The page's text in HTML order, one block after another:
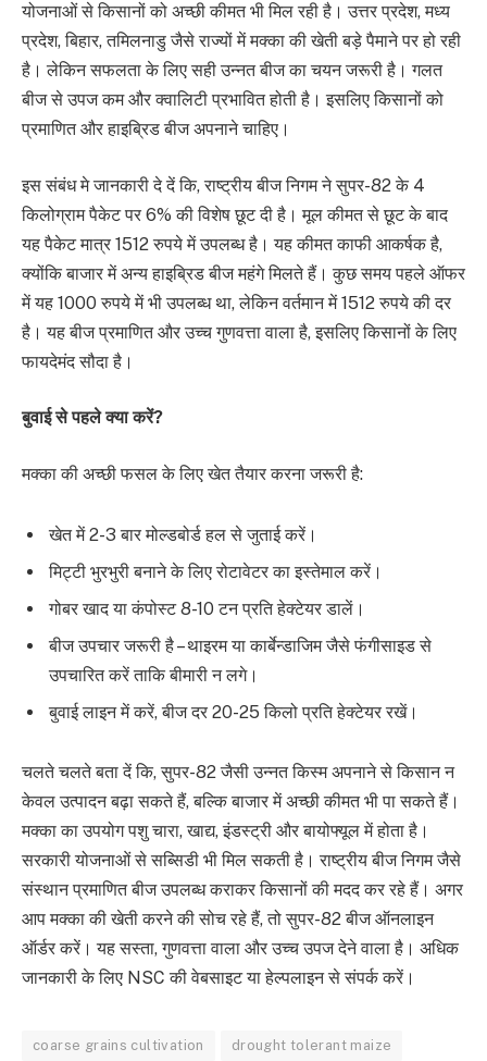
योजनाओं से किसानों को अच्छी कीमत भी मिल रही है। उत्तर प्रदेश, मध्य
प्रदेश, बिहार, तमिलनाडु जैसे राज्यों में मक्का की खेती बड़े पैमाने पर हो रही
है। लेकिन सफलता के लिए सही उन्नत बीज का चयन जरूरी है। गलत
बीज से उपज कम और क्वालिटी प्रभावित होती है। इसलिए किसानों को
प्रमाणित और हाइब्रिड बीज अपनाने चाहिए।
इस संबंध मे जानकारी दे दें कि, राष्ट्रीय बीज निगम ने सुपर-82 के 4
किलोग्राम पैकेट पर 6% की विशेष छूट दी है। मूल कीमत से छूट के बाद
यह पैकेट मात्र 1512 रुपये में उपलब्ध है। यह कीमत काफी आकर्षक है,
क्योंकि बाजार में अन्य हाइब्रिड बीज महंगे मिलते हैं। कुछ समय पहले ऑफर
में यह 1000 रुपये में भी उपलब्ध था, लेकिन वर्तमान में 1512 रुपये की दर
है। यह बीज प्रमाणित और उच्च गुणवत्ता वाला है, इसलिए किसानों के लिए
फायदेमंद सौदा है।
बुवाई से पहले क्या करें?
मक्का की अच्छी फसल के लिए खेत तैयार करना जरूरी है:
खेत में 2-3 बार मोल्डबोर्ड हल से जुताई करें।
मिट्टी भुरभुरी बनाने के लिए रोटावेटर का इस्तेमाल करें।
गोबर खाद या कंपोस्ट 8-10 टन प्रति हेक्टेयर डालें।
बीज उपचार जरूरी है – थाइरम या कार्बेन्डाजिम जैसे फंगीसाइड से
उपचारित करें ताकि बीमारी न लगे।
बुवाई लाइन में करें, बीज दर 20-25 किलो प्रति हेक्टेयर रखें।
चलते चलते बता दें कि, सुपर-82 जैसी उन्नत किस्म अपनाने से किसान न
केवल उत्पादन बढ़ा सकते हैं, बल्कि बाजार में अच्छी कीमत भी पा सकते हैं।
मक्का का उपयोग पशु चारा, खाद्य, इंडस्ट्री और बायोफ्यूल में होता है।
सरकारी योजनाओं से सब्सिडी भी मिल सकती है। राष्ट्रीय बीज निगम जैसे
संस्थान प्रमाणित बीज उपलब्ध कराकर किसानों की मदद कर रहे हैं। अगर
आप मक्का की खेती करने की सोच रहे हैं, तो सुपर-82 बीज ऑनलाइन
ऑर्डर करें। यह सस्ता, गुणवत्ता वाला और उच्च उपज देने वाला है। अधिक
जानकारी के लिए NSC की वेबसाइट या हेल्पलाइन से संपर्क करें।
coarse grains cultivation drought tolerant maize